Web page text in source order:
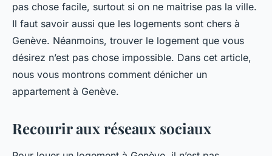
pas chose facile, surtout si on ne maitrise pas la ville.
Il faut savoir aussi que les logements sont chers à
Genève. Néanmoins, trouver le logement que vous
désirez n’est pas chose impossible. Dans cet article,
nous vous montrons comment dénicher un
appartement à Genève.
Recourir aux réseaux sociaux